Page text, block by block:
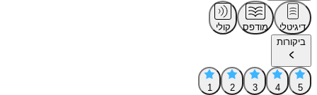
דיגיטלי מודפס
קולי
ביקורות
5
4
3
2
1